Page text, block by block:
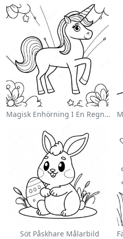
Magisk Enhörning I En Regnbåge Målarbild
Söt Påskhare Målarbild